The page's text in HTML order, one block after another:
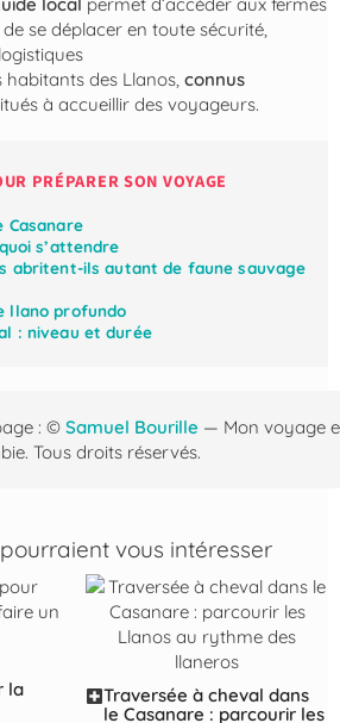
se déplacer en toute sécurité,
habitants des Llanos, connus
à accueillir des voyageurs.
PRÉPARER SON VOYAGE
Casanare
s’attendre
abritent-ils autant de faune sauvage
llano profundo
: niveau et durée
: © Samuel Bourille — Mon voyage
Tous droits réservés.
vous intéresser
la
Traversée à cheval dans
le Casanare : parcourir les